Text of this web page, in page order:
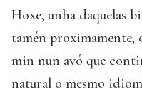
Hoxe, unha daquelas
tamén
min nun avó que
natural o mesmo